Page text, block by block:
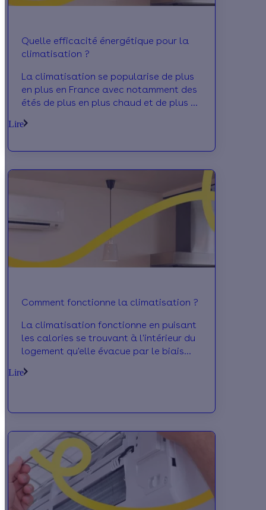
Quelle efficacité énergétique pour la
climatisation ?
La climatisation se popularise de plus
en plus en France avec notamment des
étés de plus en plus chaud et de plus en
Lire
Comment fonctionne la climatisation ?
La climatisation fonctionne en puisant
les calories se trouvant à l'intérieur du
logement qu'elle évacue par le biais
Lire